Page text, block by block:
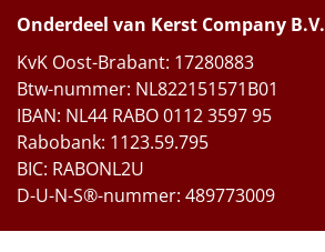
Onderdeel van Kerst Company B.V.
KvK Oost-Brabant: 17280883
Btw-nummer: NL822151571B01
IBAN: NL44 RABO 0112 3597 95
Rabobank: 1123.59.795
BIC: RABONL2U
D-U-N-S®-nummer: 489773009